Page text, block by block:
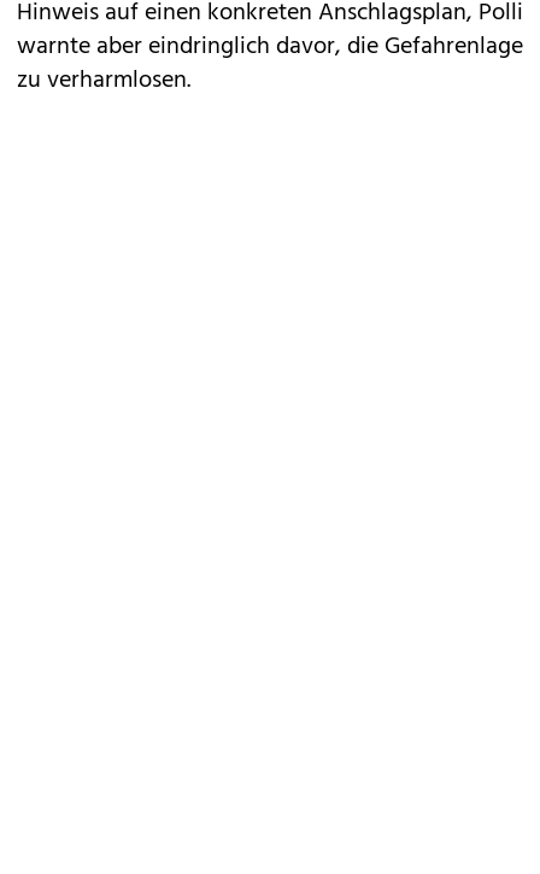
Hinweis auf einen konkreten Anschlagsplan, Polli
warnte aber eindringlich davor, die Gefahrenlage
zu verharmlosen.